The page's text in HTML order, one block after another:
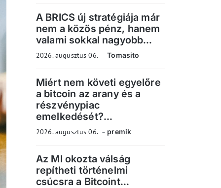
A BRICS új stratégiája már
nem a közös pénz, hanem
valami sokkal nagyobb...
2026. augusztus 06. Tomasito
Miért nem követi egyelőre
a bitcoin az arany és a
részvénypiac
emelkedését?...
2026. augusztus 06. premik
Az MI okozta válság
repítheti történelmi
csúcsra a Bitcoint...